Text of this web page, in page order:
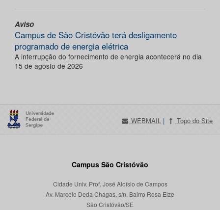
Aviso
Campus de São Cristóvão terá desligamento
programado de energia elétrica
A interrupção do fornecimento de energia acontecerá no dia
15 de agosto de 2026
WEBMAIL | Topo do Site
Campus São Cristóvão
Cidade Univ. Prof. José Aloísio de Campos
Av. Marcelo Deda Chagas, s/n, Bairro Rosa Elze
São Cristóvão/SE